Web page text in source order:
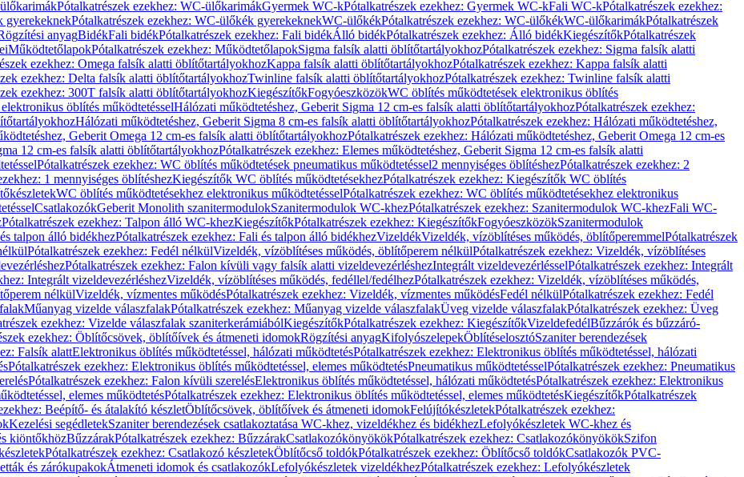
Pótalkatrészek ezekhez: WC-ülőkarimákGyermek WC-kPótalkatrészek ezekhez: Gyermek WC-kFali WC-kPótalkatrészek ezekhez:
gyerekeknekPótalkatrészek ezekhez: WC-ülőkék gyerekeknekWC-ülőkékPótalkatrészek ezekhez: WC-ülőkékWC-ülőkarimákPótalkatrészek
anyagBidékFali bidékPótalkatrészek ezekhez: Fali bidékÁlló bidékPótalkatrészek ezekhez: Álló bidékKiegészítőkPótalkatrészek
MűködtetőlapokPótalkatrészek ezekhez: MűködtetőlapokSigma falsík alatti öblítőtartályokhozPótalkatrészek ezekhez: Sigma falsík alatti
ezekhez: Omega falsík alatti öblítőtartályokhozKappa falsík alatti öblítőtartályokhozPótalkatrészek ezekhez: Kappa falsík alatti
ezekhez: Delta falsík alatti öblítőtartályokhozTwinline falsík alatti öblítőtartályokhozPótalkatrészek ezekhez: Twinline falsík alatti
ezekhez: 300T falsík alatti öblítőtartályokhozKiegészítőkFogyóeszközökWC öblítés működtetések elektronikus öblítés
öblítés működtetésselHálózati működtetéshez, Geberit Sigma 12 cm-es falsík alatti öblítőtartályokhozPótalkatrészek ezekhez:
Hálózati működtetéshez, Geberit Sigma 8 cm-es falsík alatti öblítőtartályokhozPótalkatrészek ezekhez: Hálózati működtetéshez,
Geberit Omega 12 cm-es falsík alatti öblítőtartályokhozPótalkatrészek ezekhez: Hálózati működtetéshez, Geberit Omega 12 cm-es
12 cm-es falsík alatti öblítőtartályokhozPótalkatrészek ezekhez: Elemes működtetéshez, Geberit Sigma 12 cm-es falsík alatti
Pótalkatrészek ezekhez: WC öblítés működtetések pneumatikus működtetéssel2 mennyiséges öblítéshezPótalkatrészek ezekhez: 2
1 mennyiséges öblítéshezKiegészítők WC öblítés működtetésekhezPótalkatrészek ezekhez: Kiegészítők WC öblítés
WC öblítés működtetésekhez elektronikus működtetésselPótalkatrészek ezekhez: WC öblítés működtetésekhez elektronikus
CsatlakozókGeberit Monolith szanitermodulokSzanitermodulok WC-khezPótalkatrészek ezekhez: Szanitermodulok WC-khezFali WC-
Pótalkatrészek ezekhez: Talpon álló WC-khezKiegészítőkPótalkatrészek ezekhez: KiegészítőkFogyóeszközökSzanitermodulok
talpon álló bidékhezPótalkatrészek ezekhez: Fali és talpon álló bidékhezVizeldékVizeldék, vízöblítéses működés, öblítőperemmelPótalkatrészek
Pótalkatrészek ezekhez: Fedél nélkülVizeldék, vízöblítéses működés, öblítőperem nélkülPótalkatrészek ezekhez: Vizeldék, vízöblítéses
Pótalkatrészek ezekhez: Falon kívüli vagy falsík alatti vizeldevezérléshezIntegrált vizeldevezérlésselPótalkatrészek ezekhez: Integrált
Integrált vizeldevezérléshezVizeldék, vízöblítéses működés, fedéllel/fedélhezPótalkatrészek ezekhez: Vizeldék, vízöblítéses működés,
nélkülVizeldék, vízmentes működésPótalkatrészek ezekhez: Vizeldék, vízmentes működésFedél nélkülPótalkatrészek ezekhez: Fedél
Műanyag vizelde válaszfalakPótalkatrészek ezekhez: Műanyag vizelde válaszfalakÜveg vizelde válaszfalakPótalkatrészek ezekhez: Üveg
ezekhez: Vizelde válaszfalak szaniterkerámiábólKiegészítőkPótalkatrészek ezekhez: KiegészítőkVizeldefedélBűzzárók és bűzzáró-
ezekhez: Öblítőcsövek, öblítőívek és átmeneti idomokRögzítési anyagKifolyószelepekÖblítéselosztóSzaniter berendezések
Falsík alattElektronikus öblítés működtetéssel, hálózati működtetésPótalkatrészek ezekhez: Elektronikus öblítés működtetéssel, hálózati
Pótalkatrészek ezekhez: Elektronikus öblítés működtetéssel, elemes működtetésPneumatikus működtetésselPótalkatrészek ezekhez: Pneumatikus
Pótalkatrészek ezekhez: Falon kívüli szerelésElektronikus öblítés működtetéssel, hálózati működtetésPótalkatrészek ezekhez: Elektronikus
elemes működtetésPótalkatrészek ezekhez: Elektronikus öblítés működtetéssel, elemes működtetésKiegészítőkPótalkatrészek
Beépítő- és átalakító készletÖblítőcsövek, öblítőívek és átmeneti idomokFelújítókészletekPótalkatrészek ezekhez:
Kezelési segédletekSzaniter berendezések csatlakoztatása WC-khez, vizeldékhez és bidékhezLefolyókészletek WC-khez és
kiöntőkhözBűzzárakPótalkatrészek ezekhez: BűzzárakCsatlakozókönyökökPótalkatrészek ezekhez: CsatlakozókönyökökSzifon
Pótalkatrészek ezekhez: Csatlakozó készletekÖblítőcső toldókPótalkatrészek ezekhez: Öblítőcső toldókCsatlakozók PVC-
és zárókupakokÁtmeneti idomok és csatlakozókLefolyókészletek vizeldékhezPótalkatrészek ezekhez: Lefolyókészletek